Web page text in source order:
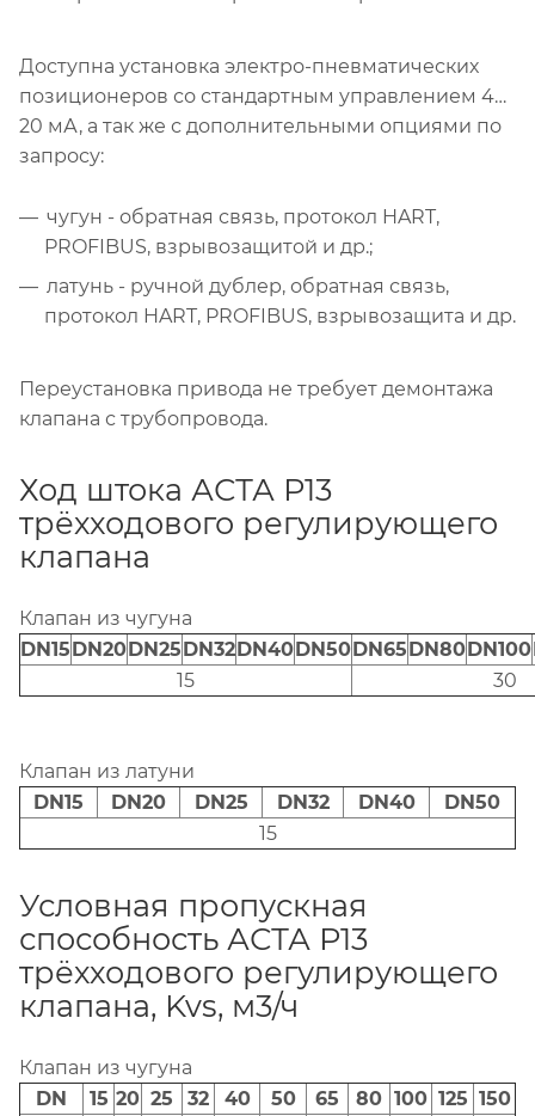
Доступна установка электро-пневматических
позиционеров со стандартным управлением 4…
20 мА, а так же с дополнительными опциями по
запросу:
чугун - обратная связь, протокол HART,
PROFIBUS, взрывозащитой и др.;
латунь - ручной дублер, обратная связь,
протокол HART, PROFIBUS, взрывозащита и др.
Переустановка привода не требует демонтажа
клапана с трубопровода.
Ход штока АСТА Р13
трёхходового регулирующего
клапана
Клапан из чугуна
DN15DN20DN25DN32DN40DN50DN65DN80DN100
15
30
Клапан из латуни
DN15
DN20 DN25 DN32 DN40
DN50
15
Условная пропускная
способность АСТА Р13
трёхходового регулирующего
клапана, Kvs, м3/ч
Клапан из чугуна
DN
15 20 25 32 40 50 65 80 100 125 150